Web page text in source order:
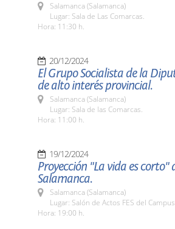
Salamanca (Salamanca)
Lugar: Sala de Las Comarcas.
Hora: 11:30 h.
20/12/2024
El Grupo Socialista de la
de alto interés provincial.
Salamanca (Salamanca)
Lugar: Sala de las Comarcas.
Hora: 11:00 h.
19/12/2024
Proyección "La vida es corto"
Salamanca.
Salamanca (Salamanca)
Lugar: Salón de Actos FES del
Hora: 19:00 h.